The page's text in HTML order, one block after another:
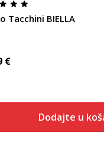
Tacchini BIELLA
€
Dodajte u